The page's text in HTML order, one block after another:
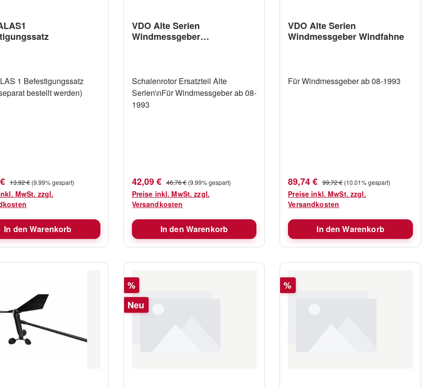
1 Befestigungssatz
bestellt werden)
Regulärer Preis:
13,92 € (9.99% gespart)
MwSt. zzgl.
In den Warenkorb
VDO Alte Serien
Windmessgeber
Schalenrotor Ersatzteil Alte
Serien\nFür Windmessgeber ab 08-
1993
Verkaufspreis:
42,09 € Regulärer Preis:
46,76 € (9.99% gespart)
Preise inkl. MwSt. zzgl.
Versandkosten
In den Warenkorb
VDO Alte Serien
Windmessgeber Windfahne
Für Windmessgeber ab 08-1993
Verkaufspreis:
89,74 € Regulärer Preis:
99,72 € (10.01% gespart)
Preise inkl. MwSt. zzgl.
Versandkosten
In den Warenkorb
Rabatt
%
Neu
Rabatt
%